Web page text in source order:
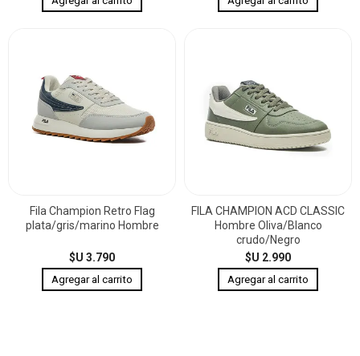
Fila Champion Retro Flag
plata/gris/marino Hombre
$U 3.790
FILA CHAMPION ACD CLASSIC
Hombre Oliva/Blanco
crudo/Negro
$U 2.990